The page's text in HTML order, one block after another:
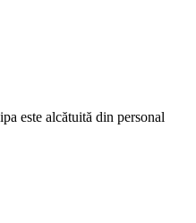
este alcătuită din personal